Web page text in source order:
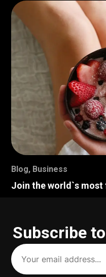
Blog, Business
Join the world`s
Subscribe
Your
email
address
(Required)